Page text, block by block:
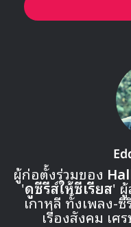
10 Okja (ภาพยนตร์)
BTS ในวันที่ 10 กรกฎา
55K ครั้ง และมี Like ทั้
웃음참느라